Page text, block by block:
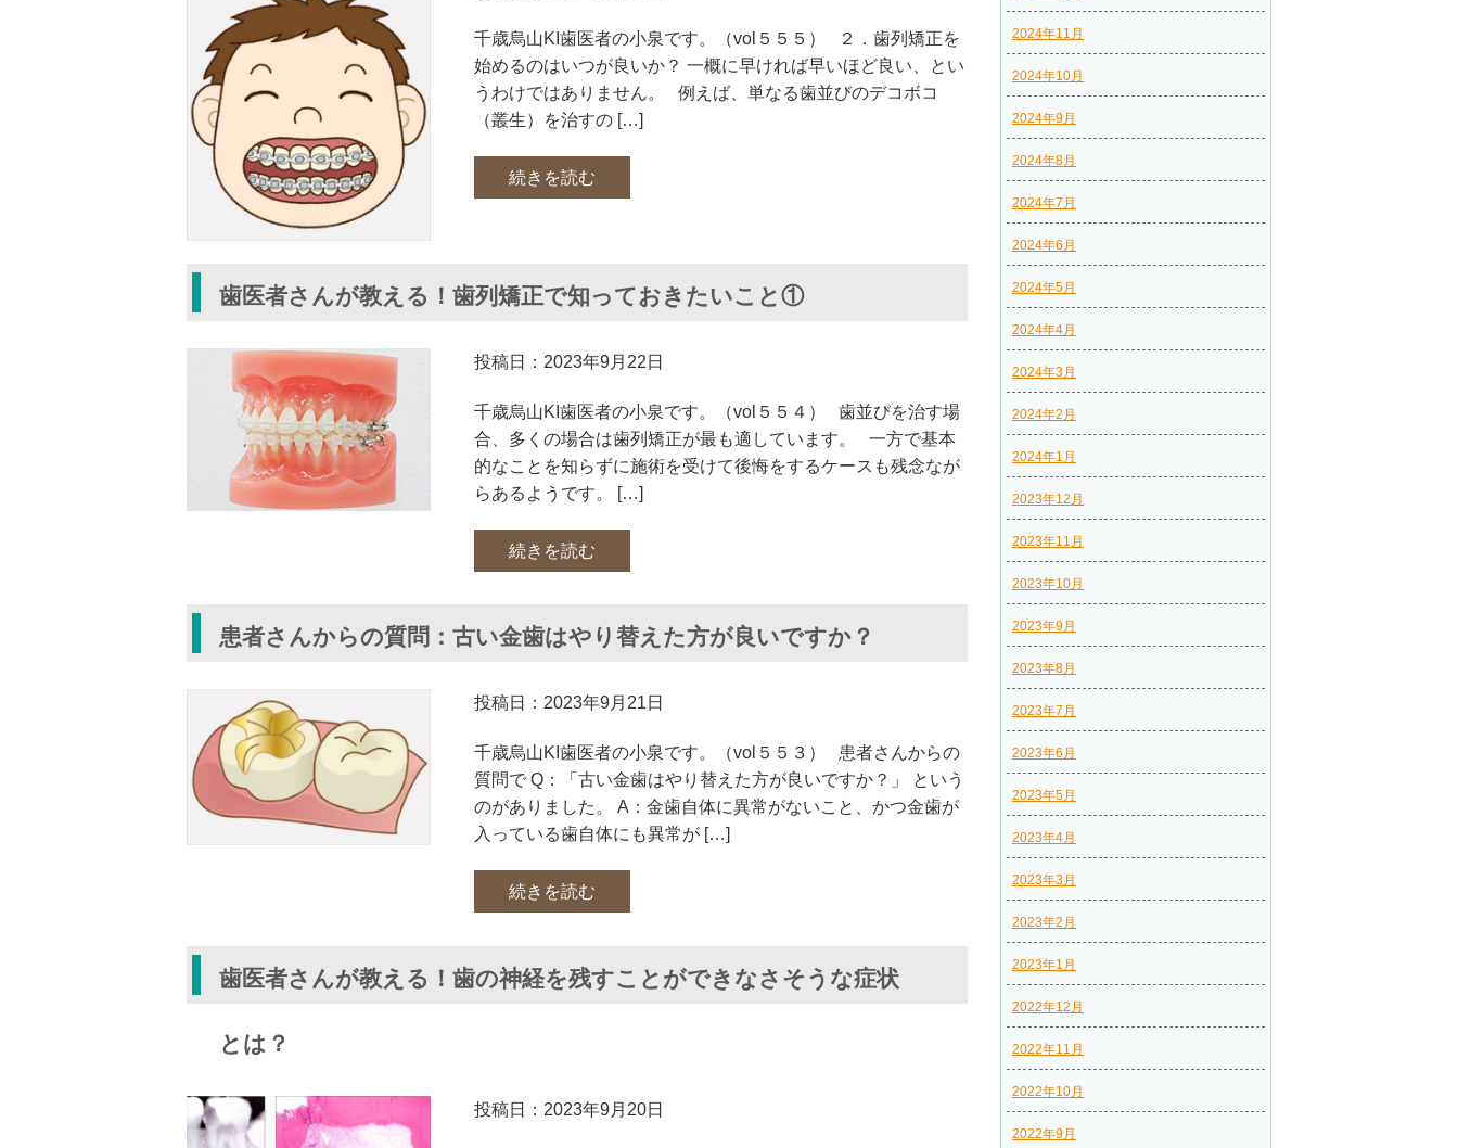
千歳烏山KI歯医者の小泉です。（vol５５５） ２．歯列矯正を
始めるのはいつが良いか？ 一概に早ければ早いほど良い​、とい
うわけではありません。 例えば、単なる歯並びのデコボコ
（叢生）を治すの […]
続きを読む
歯医者さんが教える！歯列矯正で知っておきたいこと①
投稿日：2023年9月22日
千歳烏山KI歯医者の小泉です。（vol５５４） 歯並びを治す場
合、多くの場合は歯列矯正が最も適しています。 一方で基本
的なことを知らずに施術を受けて後悔をするケースも残念なが
らあるようです。 […]
続きを読む
患者さんからの質問：古い金歯はやり替えた方が良いですか？
投稿日：2023年9月21日
千歳烏山KI歯医者の小泉です。（vol５５３） 患者さんからの
質問で Q：「古い金歯はやり替えた方が良いですか？」 という
のがありました。 A：金歯自体に異常がないこと、かつ金歯が
入っている歯自体にも異常が […]
続きを読む
歯医者さんが教える！歯の神経を残すことができなさそうな症状
とは？
投稿日：2023年9月20日
2024年11月
2024年10月
2024年9月
2024年8月
2024年7月
2024年6月
2024年5月
2024年4月
2024年3月
2024年2月
2024年1月
2023年12月
2023年11月
2023年10月
2023年9月
2023年8月
2023年7月
2023年6月
2023年5月
2023年4月
2023年3月
2023年2月
2023年1月
2022年12月
2022年11月
2022年10月
2022年9月